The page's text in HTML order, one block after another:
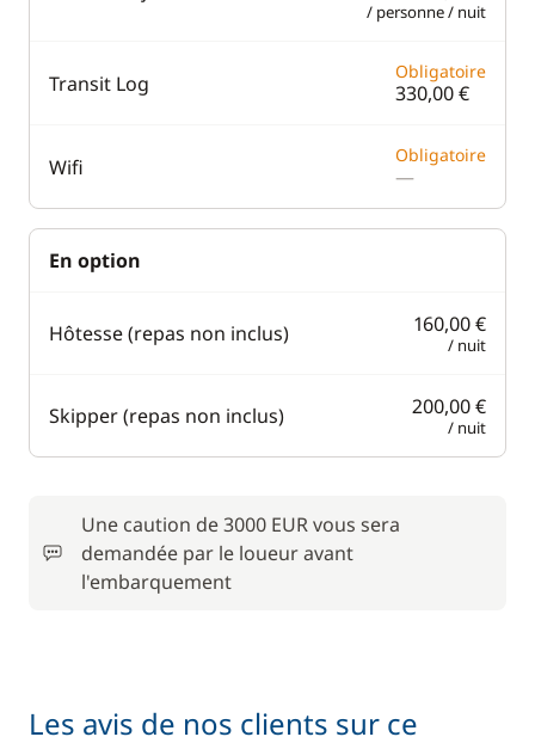
/ personne / nuit
Transit Log Obligatoire
330,00 €
Wifi Obligatoire
—
En option
Hôtesse (repas non inclus) 160,00 €
/ nuit
Skipper (repas non inclus) 200,00 €
/ nuit
Une caution de 3000 EUR vous sera
demandée par le loueur avant
l'embarquement
Les avis de nos clients sur ce